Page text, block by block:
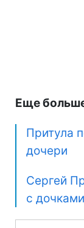
Еще
Притула
дочери
Сергей
с дочками